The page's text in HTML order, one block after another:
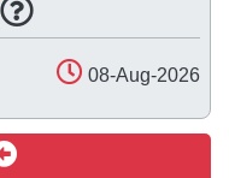
08-Aug-2026